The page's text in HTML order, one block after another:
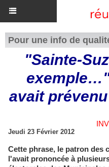
Pour une info de
"Sainte-
avait
Jeudi 23 Février 2012
Cette phrase, le patron des
l'avait prononcée à